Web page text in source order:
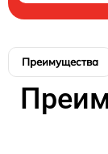
Преимущества